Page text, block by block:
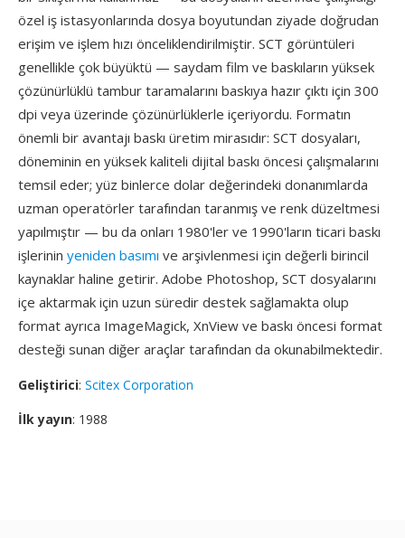
özel iş istasyonlarında dosya boyutundan ziyade doğrudan
erişim ve işlem hızı önceliklendirilmiştir. SCT görüntüleri
genellikle çok büyüktü — saydam film ve baskıların yüksek
çözünürlüklü tambur taramalarını baskıya hazır çıktı için 300
dpi veya üzerinde çözünürlüklerle içeriyordu. Formatın
önemli bir avantajı baskı üretim mirasıdır: SCT dosyaları,
döneminin en yüksek kaliteli dijital baskı öncesi çalışmalarını
temsil eder; yüz binlerce dolar değerindeki donanımlarda
uzman operatörler tarafından taranmış ve renk düzeltmesi
yapılmıştır — bu da onları 1980'ler ve 1990'ların ticari baskı
işlerinin yeniden basımı ve arşivlenmesi için değerli birincil
kaynaklar haline getirir. Adobe Photoshop, SCT dosyalarını
içe aktarmak için uzun süredir destek sağlamakta olup
format ayrıca ImageMagick, XnView ve baskı öncesi format
desteği sunan diğer araçlar tarafından da okunabilmektedir.
Geliştirici: Scitex Corporation
İlk yayın: 1988